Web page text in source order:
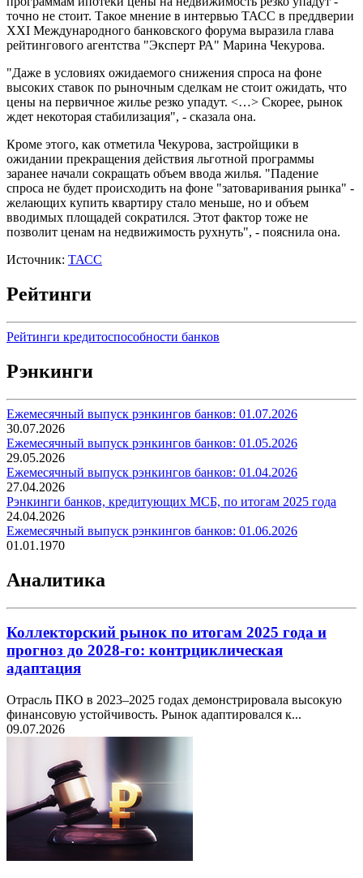
точно не стоит. Такое мнение в интервью ТАСС в преддверии
XXI Международного банковского форума выразила глава
рейтингового агентства "Эксперт РА" Марина Чекурова.
"Даже в условиях ожидаемого снижения спроса на фоне
высоких ставок по рыночным сделкам не стоит ожидать, что
цены на первичное жилье резко упадут. <…> Скорее, рынок
ждет некоторая стабилизация", - сказала она.
Кроме этого, как отметила Чекурова, застройщики в
ожидании прекращения действия льготной программы
заранее начали сокращать объем ввода жилья. "Падение
спроса не будет происходить на фоне "затоваривания рынка" -
желающих купить квартиру стало меньше, но и объем
вводимых площадей сократился. Этот фактор тоже не
позволит ценам на недвижимость рухнуть", - пояснила она.
Источник: ТАСС
Рейтинги
Рейтинги кредитоспособности банков
Рэнкинги
Ежемесячный выпуск рэнкингов банков: 01.07.2026
30.07.2026
Ежемесячный выпуск рэнкингов банков: 01.05.2026
29.05.2026
Ежемесячный выпуск рэнкингов банков: 01.04.2026
27.04.2026
Рэнкинги банков, кредитующих МСБ, по итогам 2025 года
24.04.2026
Ежемесячный выпуск рэнкингов банков: 01.06.2026
01.01.1970
Аналитика
Коллекторский рынок по итогам 2025 года и
прогноз до 2028-го: контрциклическая
адаптация
Отрасль ПКО в 2023–2025 годах демонстрировала высокую
финансовую устойчивость. Рынок адаптировался к...
09.07.2026